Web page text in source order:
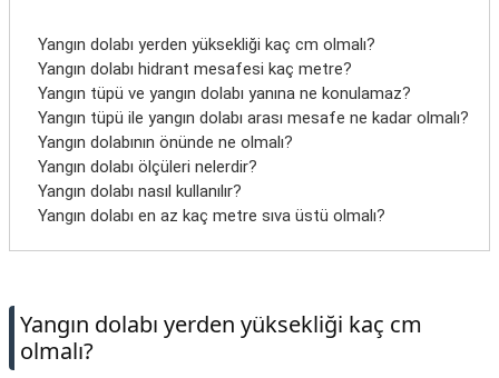
Yangın dolabı yerden yüksekliği kaç cm olmalı?
Yangın dolabı hidrant mesafesi kaç metre?
Yangın tüpü ve yangın dolabı yanına ne konulamaz?
Yangın tüpü ile yangın dolabı arası mesafe ne kadar olmalı?
Yangın dolabının önünde ne olmalı?
Yangın dolabı ölçüleri nelerdir?
Yangın dolabı nasıl kullanılır?
Yangın dolabı en az kaç metre sıva üstü olmalı?
Yangın dolabı yerden yüksekliği kaç cm
olmalı?